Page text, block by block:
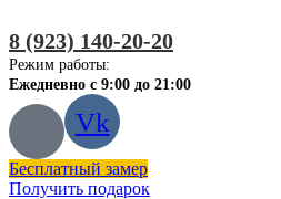
8 (923) 140-20-20
Режим работы:
Ежедневно с 9:00 до 21:00
Vk
Бесплатный замер
Получить подарок